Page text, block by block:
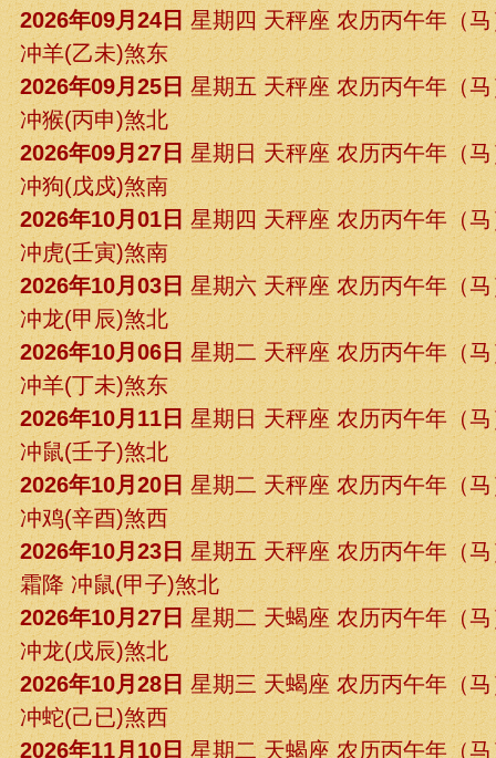
2026年09月24日 星期四 天秤座 农历丙午年（
冲羊(乙未)煞东
2026年09月25日 星期五 天秤座 农历丙午年（
冲猴(丙申)煞北
2026年09月27日 星期日 天秤座 农历丙午年（
冲狗(戊戍)煞南
2026年10月01日 星期四 天秤座 农历丙午年（
冲虎(壬寅)煞南
2026年10月03日 星期六 天秤座 农历丙午年（
冲龙(甲辰)煞北
2026年10月06日 星期二 天秤座 农历丙午年（
冲羊(丁未)煞东
2026年10月11日 星期日 天秤座 农历丙午年（
冲鼠(壬子)煞北
2026年10月20日 星期二 天秤座 农历丙午年（
冲鸡(辛酉)煞西
2026年10月23日 星期五 天秤座 农历丙午年（
霜降 冲鼠(甲子)煞北
2026年10月27日 星期二 天蝎座 农历丙午年（
冲龙(戊辰)煞北
2026年10月28日 星期三 天蝎座 农历丙午年（
冲蛇(己已)煞西
2026年11月10日 星期二 天蝎座 农历丙午年（